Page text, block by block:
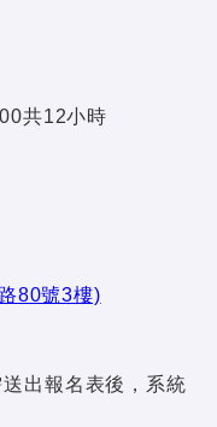
共12小時
80號3樓)
出報名表後，系統